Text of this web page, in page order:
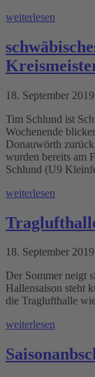
weiterlesen
18. September 2019
Tim Schlund ist
Wochenende
Donauwörth
wurden bereits am
Schlund (U9
weiterlesen
18. September 2019
Der Sommer neigt
Hallensaison steht
die Traglufthalle
weiterlesen